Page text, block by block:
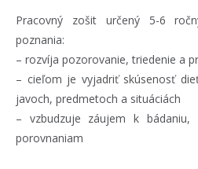
Pracovný zošit určený 5-6
poznania:
– rozvíja pozorovanie, triedenie a
– cieľom je vyjadriť skúsenosť
javoch, predmetoch a situáciách
– vzbudzuje záujem k bádaniu,
porovnaniam